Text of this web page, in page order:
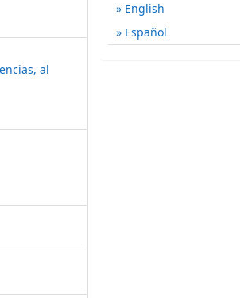
al
English
Español